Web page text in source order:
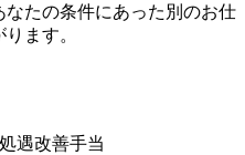
たの条件にあった別のお仕
ります。
遇改善手当